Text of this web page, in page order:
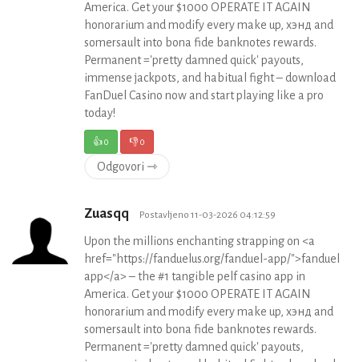
America. Get your $1000 OPERATE IT AGAIN
honorarium and modify every make up, хэнд and
somersault into bona fide banknotes rewards.
Permanent ='pretty damned quick' payouts,
immense jackpots, and habitual fight – download
FanDuel Casino now and start playing like a pro
today!
👍0 👎0
Odgovori ⇾
Zuasqq Postavljeno 11-03-2026 04:12:59
Upon the millions enchanting strapping on <a
href="https://fanduelus.org/fanduel-app/">fanduel
app</a> – the #1 tangible pelf casino app in
America. Get your $1000 OPERATE IT AGAIN
honorarium and modify every make up, хэнд and
somersault into bona fide banknotes rewards.
Permanent ='pretty damned quick' payouts,